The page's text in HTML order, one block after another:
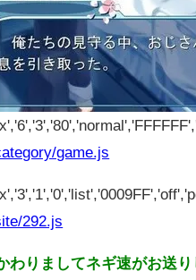
game.js
292.js
わりましてネギ速がお送